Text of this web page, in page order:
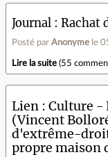
Journal Rachat
Posté par Anonyme le
Lire la suite (55
Lien
Culture -
(Vincent
d'extrême-
propre maison